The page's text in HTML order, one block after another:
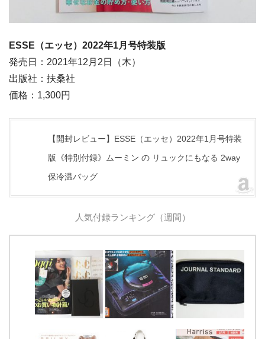
ESSE（エッセ）2022年1月号特装版
発売日：2021年12月2日（木）
出版社：扶桑社
価格：1,300円
【開封レビュー】ESSE（エッセ）2022年1月号特装
版《特別付録》ムーミン の リュックにもなる 2way
保冷温バッグ
人気付録ランキング（週間）